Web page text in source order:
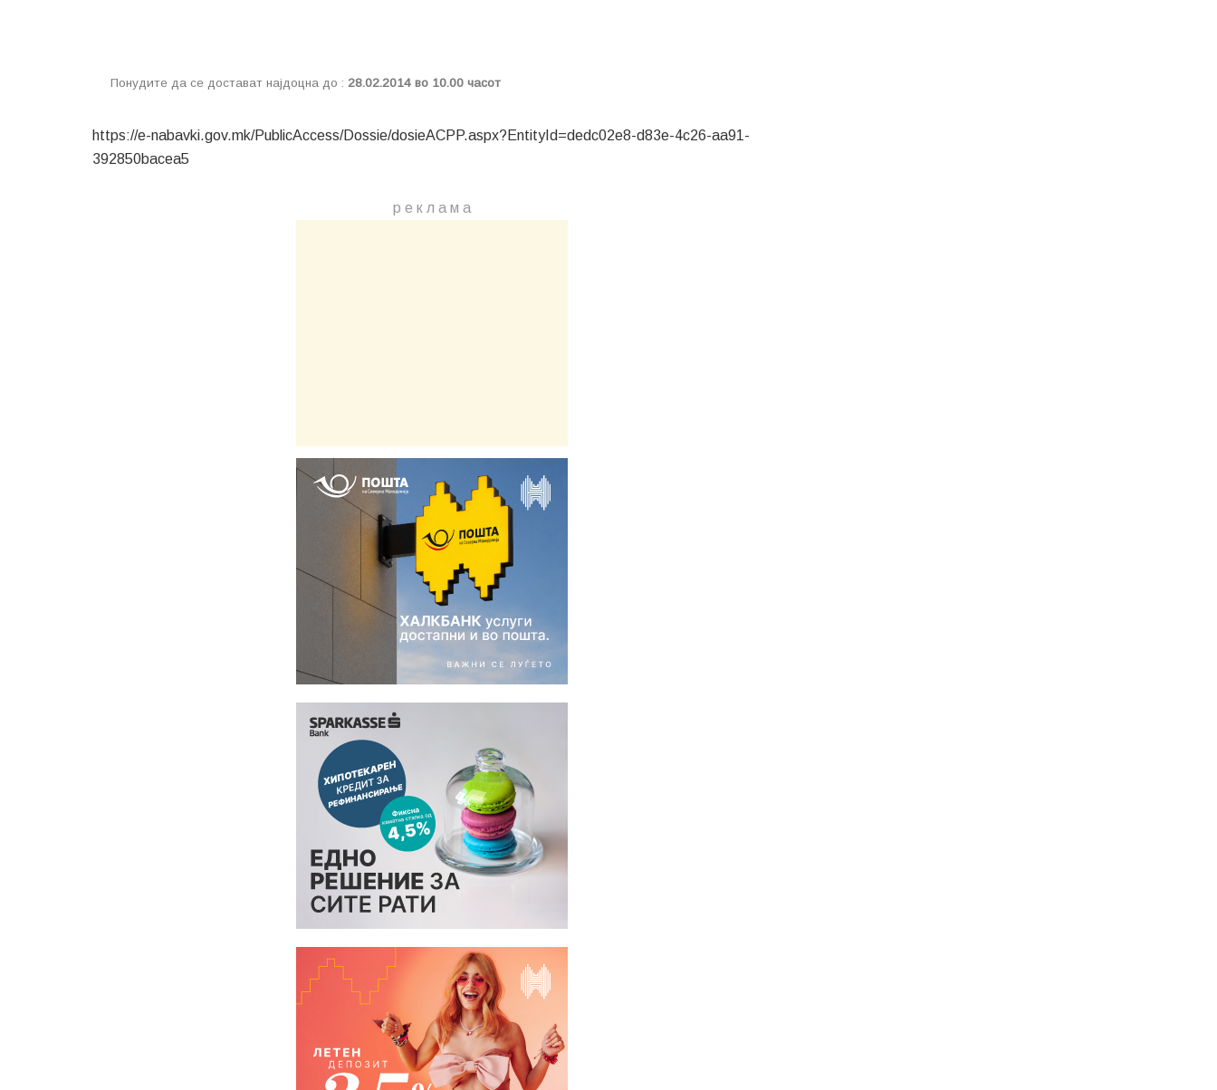
Понудите да се достават најдоцна до : 28.02.2014 во 10.00 часот
https://e-nabavki.gov.mk/PublicAccess/Dossie/dosieACPP.aspx?EntityId=dedc02e8-d83e-4c26-aa91-
392850bacea5
р е к л а м a